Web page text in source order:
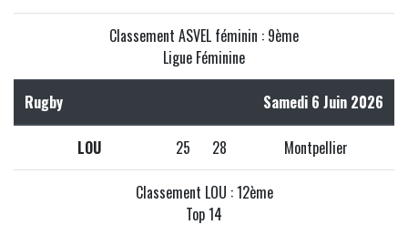
Classement ASVEL féminin : 9ème
Ligue Féminine
Rugby Samedi 6 Juin 2026
LOU 25 28 Montpellier
Classement LOU : 12ème
Top 14